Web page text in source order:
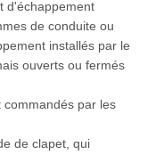
d'échappement
de conduite ou
installés par le
ouverts ou fermés
commandés par les
de clapet, qui